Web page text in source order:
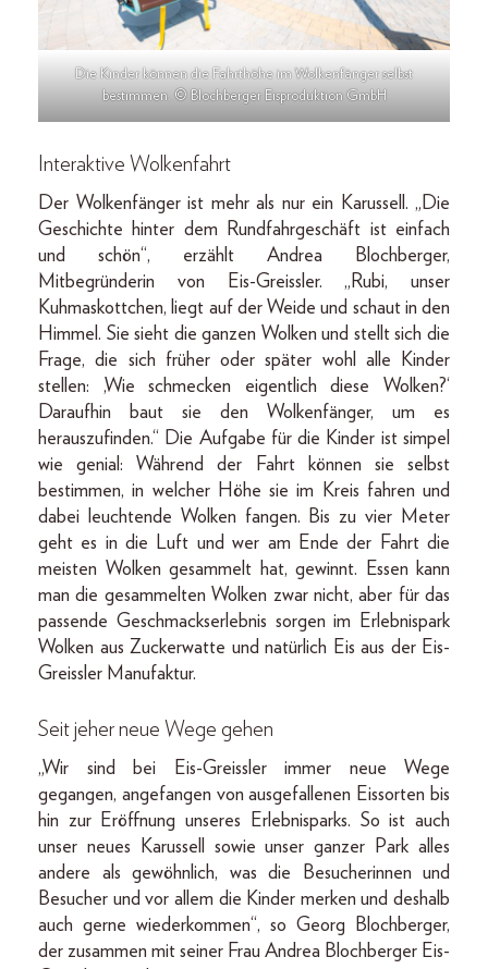
Die Kinder können die Fahrthöhe im Wolkenfänger selbst
bestimmen. © Blochberger Eisproduktion GmbH
Interaktive Wolkenfahrt
Der Wolkenfänger ist mehr als nur ein Karussell. „Die
Geschichte hinter dem Rundfahrgeschäft ist einfach
und schön“, erzählt Andrea Blochberger,
Mitbegründerin von Eis-Greissler. „Rubi, unser
Kuhmaskottchen, liegt auf der Weide und schaut in den
Himmel. Sie sieht die ganzen Wolken und stellt sich die
Frage, die sich früher oder später wohl alle Kinder
stellen: ‚Wie schmecken eigentlich diese Wolken?‘
Daraufhin baut sie den Wolkenfänger, um es
herauszufinden.“ Die Aufgabe für die Kinder ist simpel
wie genial: Während der Fahrt können sie selbst
bestimmen, in welcher Höhe sie im Kreis fahren und
dabei leuchtende Wolken fangen. Bis zu vier Meter
geht es in die Luft und wer am Ende der Fahrt die
meisten Wolken gesammelt hat, gewinnt. Essen kann
man die gesammelten Wolken zwar nicht, aber für das
passende Geschmackserlebnis sorgen im Erlebnispark
Wolken aus Zuckerwatte und natürlich Eis aus der Eis-
Greissler Manufaktur.
Seit jeher neue Wege gehen
„Wir sind bei Eis-Greissler immer neue Wege
gegangen, angefangen von ausgefallenen Eissorten bis
hin zur Eröffnung unseres Erlebnisparks. So ist auch
unser neues Karussell sowie unser ganzer Park alles
andere als gewöhnlich, was die Besucherinnen und
Besucher und vor allem die Kinder merken und deshalb
auch gerne wiederkommen“, so Georg Blochberger,
der zusammen mit seiner Frau Andrea Blochberger Eis-